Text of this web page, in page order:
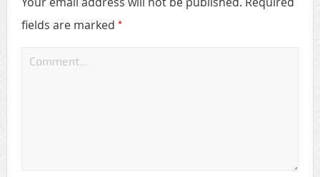
fields are marked *